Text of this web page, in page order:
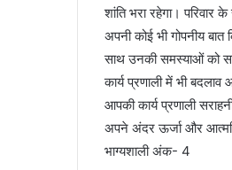
शांति भरा रहेगा।
अपनी कोई भी गोपनीय
साथ उनकी समस्याओं को
कार्य प्रणाली में भी
आपकी कार्य प्रणाली
अपने अंदर ऊर्जा और
भाग्यशाली अंक- 4